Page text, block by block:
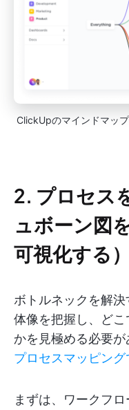
ClickUpのマインドマッ
2. プロセス
ュボーン図
可視化する）
ボトルネックを解
体像を把握し、ど
かを見極める必要
プロセスマッピング
まずは、ワークフ